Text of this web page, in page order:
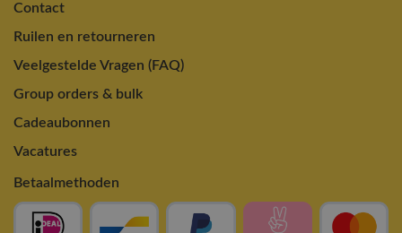
Contact
Ruilen en retourneren
Veelgestelde Vragen (FAQ)
Group orders & bulk
Cadeaubonnen
Vacatures
Betaalmethoden